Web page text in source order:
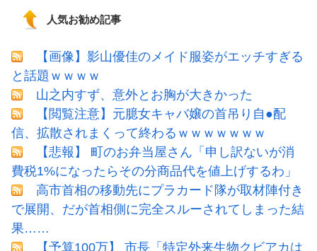
人気お勧め記事
【画像】影山優佳のメイド服姿がエッチすぎる
と話題ｗｗｗｗ
山之内すず、意外とお胸が大きかった
【閲覧注意】元臆女キャバ嬢の首吊り自●配
信、拡散されまくって終わるｗｗｗｗｗｗｗ
【悲報】 町のお弁当屋さん「申し訳ないが消
費税1%になったらその分商品代を値上げするわ」
高市首相の移動先にプラカード隊が取材陣付き
で展開、だが首相側に完全スルーされてしまった結
果……
【予算100万】 市長「特定外来生物クビアカは